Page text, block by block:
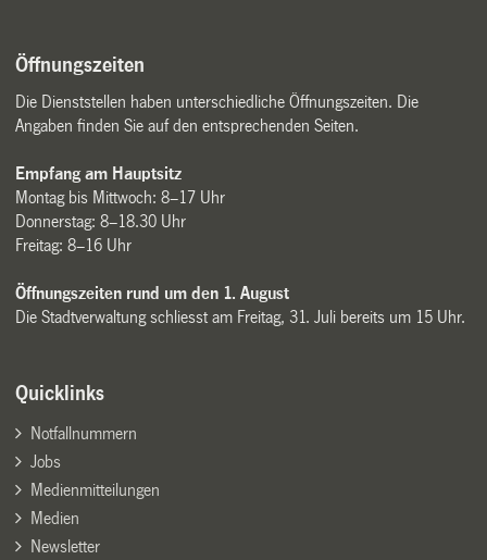
Öffnungszeiten
Die Dienststellen haben unterschiedliche Öffnungszeiten. Die
Angaben finden Sie auf den entsprechenden Seiten.
Empfang am Hauptsitz
Montag bis Mittwoch: 8–17 Uhr
Donnerstag: 8–18.30 Uhr
Freitag: 8–16 Uhr
Öffnungszeiten rund um den 1. August
Die Stadtverwaltung schliesst am Freitag, 31. Juli bereits um 15 Uhr.
Quicklinks
Notfallnummern
Jobs
Medienmitteilungen
Medien
Newsletter